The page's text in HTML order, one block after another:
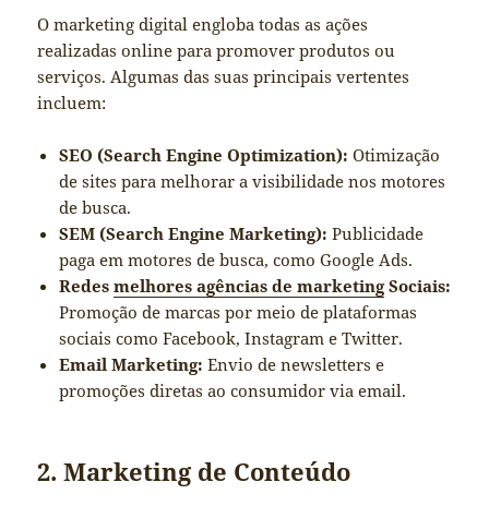
O marketing digital engloba todas as ações
realizadas online para promover produtos ou
serviços. Algumas das suas principais vertentes
incluem:
SEO (Search Engine Optimization): Otimização
de sites para melhorar a visibilidade nos motores
de busca.
SEM (Search Engine Marketing): Publicidade
paga em motores de busca, como Google Ads.
Redesmelhores agências de marketingSociais:
Promoção de marcas por meio de plataformas
sociais como Facebook, Instagram e Twitter.
Email Marketing: Envio de newsletters e
promoções diretas ao consumidor via email.
2. Marketing de Conteúdo